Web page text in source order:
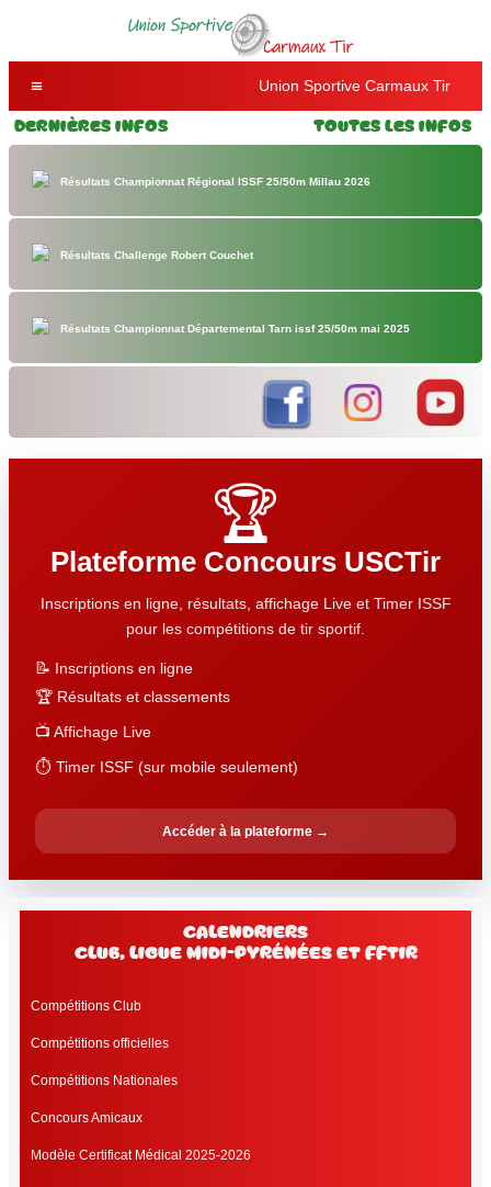
Union Sportive Carmaux Tir
Dernières Infos Toutes les Infos
Résultats Championnat Régional ISSF 25/50m Millau 2026
Résultats Challenge Robert Couchet
Résultats Championnat Départemental Tarn issf 25/50m mai 2025
🏆
Plateforme Concours USCTir
Inscriptions en ligne, résultats, affichage Live et Timer ISSF
pour les compétitions de tir sportif.
📝 Inscriptions en ligne
🏆 Résultats et classements
📺 Affichage Live
⏱️ Timer ISSF (sur mobile seulement)
Accéder à la plateforme →
Calendriers
club, Ligue Midi-Pyrénées et FFtir
Compétitions Club
Compétitions officielles
Compétitions Nationales
Concours Amicaux
Modèle Certificat Médical 2025-2026